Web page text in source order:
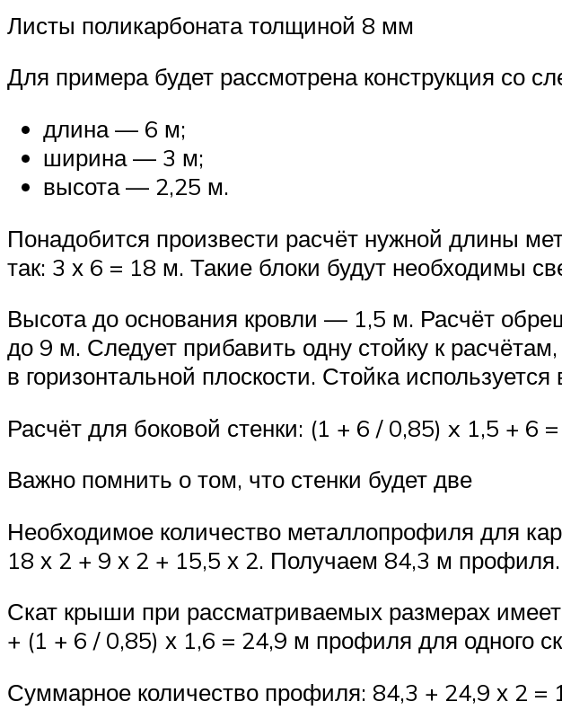
Листы поликарбоната толщиной 8 мм
Для примера будет рассмотрена конструкция со
длина — 6 м;
ширина — 3 м;
высота — 2,25 м.
Понадобится произвести расчёт нужной длины
так: 3 х 6 = 18 м. Такие блоки будут необходимы
Высота до основания кровли — 1,5 м. Расчёт
до 9 м. Следует прибавить одну стойку к
в горизонтальной плоскости. Стойка
Расчёт для боковой стенки: (1 + 6 / 0,85) x 1,5 + 6
Важно помнить о том, что стенки будет две
Необходимое количество металлопрофиля для
18 х 2 + 9 х 2 + 15,5 х 2. Получаем 84,3 м профиля.
Скат крыши при рассматриваемых размерах
+ (1 + 6 / 0,85) х 1,6 = 24,9 м профиля для одного
Суммарное количество профиля: 84,3 + 24,9 х 2